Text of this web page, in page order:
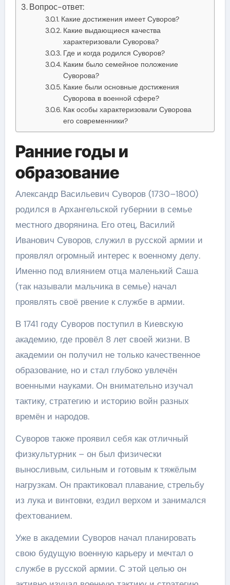
Вопрос-ответ:
Какие достижения имеет Суворов?
Какие выдающиеся качества
характеризовали Суворова?
Где и когда родился Суворов?
Каким было семейное положение
Суворова?
Какие были основные достижения
Суворова в военной сфере?
Как особы характеризовали Суворова
его современники?
Ранние годы и
образование
Александр Васильевич Суворов (1730–1800)
родился в Архангельской губернии в семье
местного дворянина. Его отец, Василий
Иванович Суворов, служил в русской армии и
проявлял огромный интерес к военному делу.
Именно под влиянием отца маленький Саша
(так называли мальчика в семье) начал
проявлять своё рвение к службе в армии.
В 1741 году Суворов поступил в Киевскую
академию, где провёл 8 лет своей жизни. В
академии он получил не только качественное
образование, но и стал глубоко увлечён
военными науками. Он внимательно изучал
тактику, стратегию и историю войн разных
времён и народов.
Суворов также проявил себя как отличный
физкультурник – он был физически
выносливым, сильным и готовым к тяжёлым
нагрузкам. Он практиковал плавание, стрельбу
из лука и винтовки, ездил верхом и занимался
фехтованием.
Уже в академии Суворов начал планировать
свою будущую военную карьеру и мечтал о
службе в русской армии. С этой целью он